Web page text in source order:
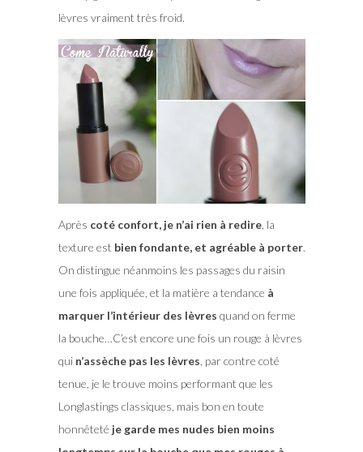
lèvres vraiment très froid.
Après coté confort, je n’ai rien à redire, la
texture est bien fondante, et agréable à porter.
On distingue néanmoins les passages du raisin
une fois appliquée, et la matière a tendance à
marquer l’intérieur des lèvres quand on ferme
la bouche…C’est encore une fois un rouge à lèvres
qui n’assèche pas les lèvres , par contre coté
tenue, je le trouve moins performant que les
Longlastings classiques, mais bon en toute
honnêteté je garde mes nudes bien moins